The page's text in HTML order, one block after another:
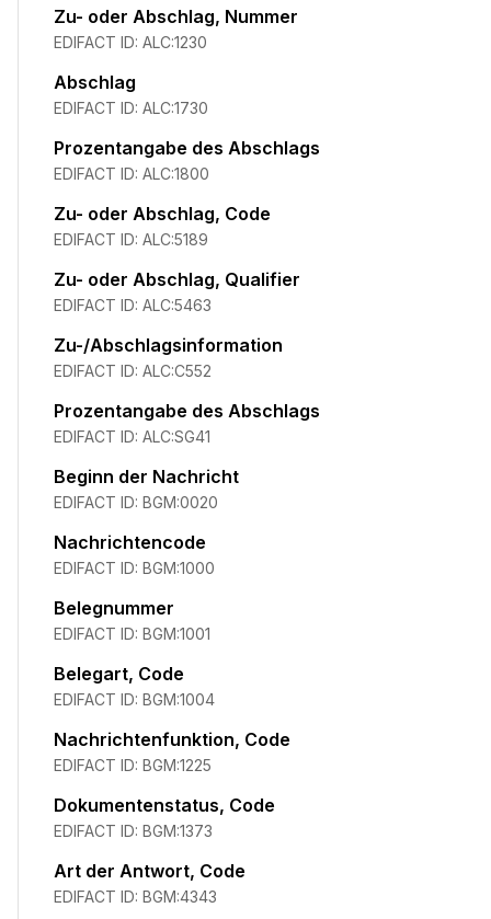
Zu- oder Abschlag, Nummer
EDIFACT ID: ALC:1230
Abschlag
EDIFACT ID: ALC:1730
Prozentangabe des Abschlags
EDIFACT ID: ALC:1800
Zu- oder Abschlag, Code
EDIFACT ID: ALC:5189
Zu- oder Abschlag, Qualifier
EDIFACT ID: ALC:5463
Zu-/Abschlagsinformation
EDIFACT ID: ALC:C552
Prozentangabe des Abschlags
EDIFACT ID: ALC:SG41
Beginn der Nachricht
EDIFACT ID: BGM:0020
Nachrichtencode
EDIFACT ID: BGM:1000
Belegnummer
EDIFACT ID: BGM:1001
Belegart, Code
EDIFACT ID: BGM:1004
Nachrichtenfunktion, Code
EDIFACT ID: BGM:1225
Dokumentenstatus, Code
EDIFACT ID: BGM:1373
Art der Antwort, Code
EDIFACT ID: BGM:4343